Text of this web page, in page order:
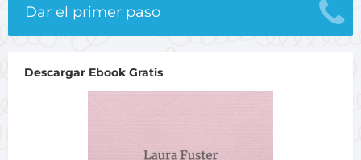
Dar el primer paso
Descargar Ebook Gratis